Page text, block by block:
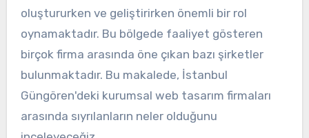
oluştururken ve geliştirirken önemli bir rol
oynamaktadır. Bu bölgede faaliyet gösteren
birçok firma arasında öne çıkan bazı şirketler
bulunmaktadır. Bu makalede, İstanbul
Güngören'deki kurumsal web tasarım firmaları
arasında sıyrılanların neler olduğunu